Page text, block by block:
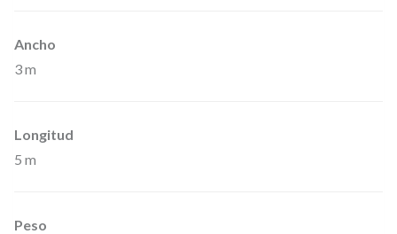
–
l
Ancho
3 m
Longitud
5 m
Peso